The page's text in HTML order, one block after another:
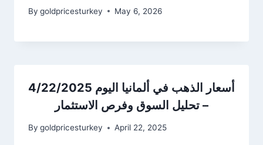
By goldpricesturkey May 6, 2026
أسعار الذهب في ألمانيا اليوم 4/22/2025
– تحليل السوق وفرص الاستثمار
By goldpricesturkey April 22, 2025